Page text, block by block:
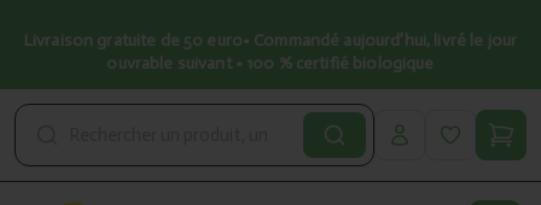
Livraison gratuite de 50 euro• Commandé aujourd’hui, livré le jour
ouvrable suivant • 100 % certifié biologique